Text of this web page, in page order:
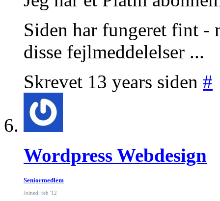
Siden har fungeret fint -
disse fejlmeddelelser ...
Skrevet 13 years siden #
Wordpress Webdesign
Seniormedlem
Joined: feb '12